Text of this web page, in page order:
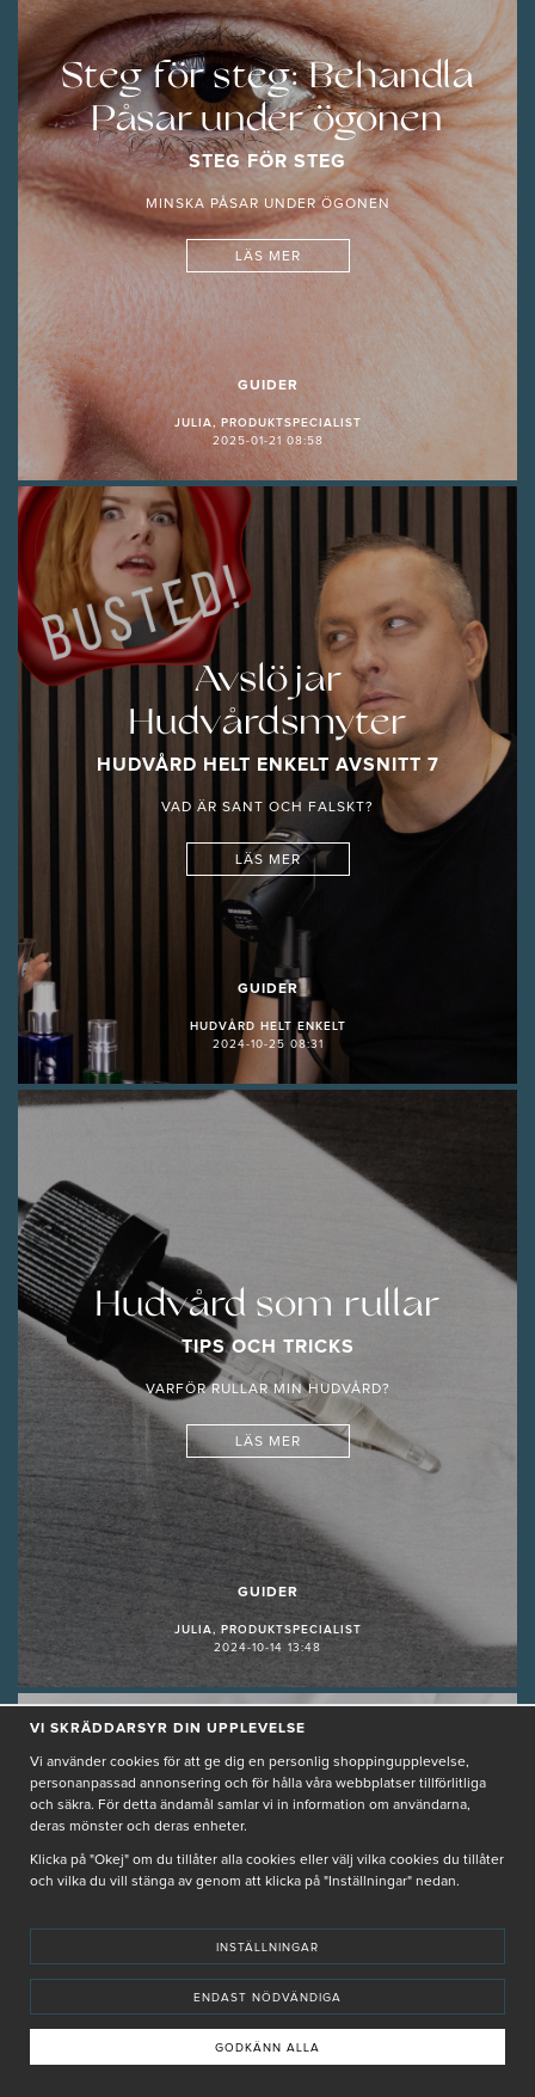
Steg för steg: Behandla
Påsar under ögonen
STEG FÖR STEG
MINSKA PÅSAR UNDER ÖGONEN
LÄS MER
GUIDER
JULIA, PRODUKTSPECIALIST
2025-01-21 08:58
Avslöjar
Hudvårdsmyter
HUDVÅRD HELT ENKELT AVSNITT 7
VAD ÄR SANT OCH FALSKT?
LÄS MER
GUIDER
HUDVÅRD HELT ENKELT
2024-10-25 08:31
Hudvård som rullar
TIPS OCH TRICKS
VARFÖR RULLAR MIN HUDVÅRD?
LÄS MER
GUIDER
JULIA, PRODUKTSPECIALIST
2024-10-14 13:48
HUDVÅRDSTRENDEN
GUIDE- SÅ GÖR DU!
LÄS MER
VI SKRÄDDARSYR DIN UPPLEVELSE
Vi använder cookies för att ge dig en personlig shoppingupplevelse,
personanpassad annonsering och för hålla våra webbplatser tillförlitliga
och säkra. För detta ändamål samlar vi in information om användarna,
deras mönster och deras enheter.
Klicka på "Okej" om du tillåter alla cookies eller välj vilka cookies du tillåter
och vilka du vill stänga av genom att klicka på "Inställningar" nedan.
INSTÄLLNINGAR
ENDAST NÖDVÄNDIGA
GODKÄNN ALLA